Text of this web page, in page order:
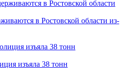
в Ростовской области из-
изъяла 38 тонн